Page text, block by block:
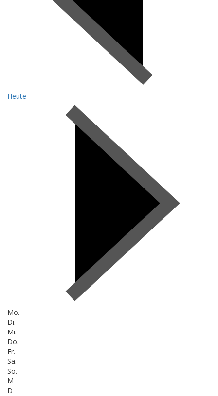
Heute
Mo.
Di.
Mi.
Do.
Fr.
Sa.
So.
M
D